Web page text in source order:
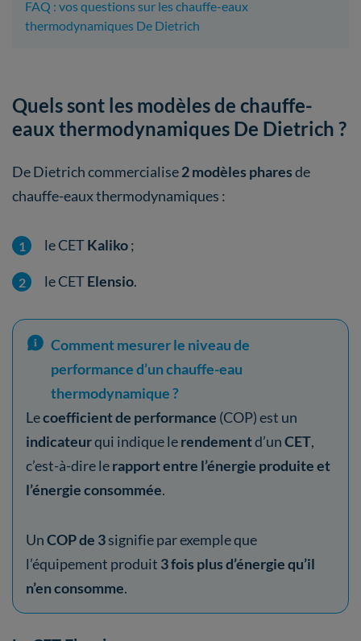
FAQ : vos questions sur les chauffe-eaux
thermodynamiques De Dietrich
Quels sont les modèles de chauffe-
eaux thermodynamiques De Dietrich ?
De Dietrich commercialise2 modèles pharesde
chauffe-eaux thermodynamiques :
le CETKaliko;
le CETElensio.
Comment mesurer le niveau de
performance d’un chauffe-eau
thermodynamique ?
Lecoefficient de performance (COP) est un
indicateurqui indique lerendementd’unCET,
c’est-à-dire lerapport entre l’énergie produite et
l’énergie consommée.
UnCOP de 3signifie par exemple que
l’équipement produit 3 fois plus d’énergie qu’il
n’en consomme.